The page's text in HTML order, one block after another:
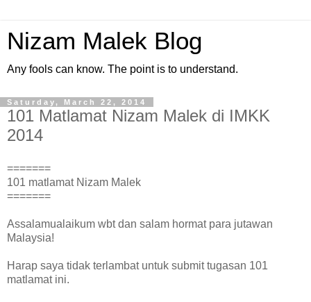
Nizam Malek Blog
Any fools can know. The point is to understand.
Saturday, March 22, 2014
101 Matlamat Nizam Malek di IMKK
2014
=======
101 matlamat Nizam Malek
=======
Assalamualaikum wbt dan salam hormat para jutawan
Malaysia!
Harap saya tidak terlambat untuk submit tugasan 101
matlamat ini.